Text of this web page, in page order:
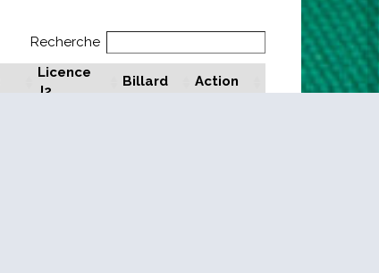
Recherche
Licence
J2
Billard Action